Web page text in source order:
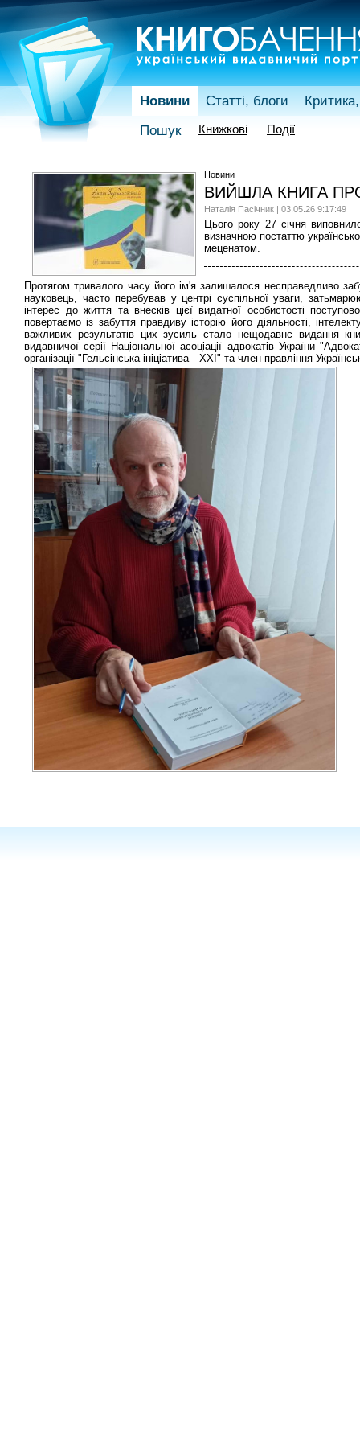
Новини Статті, блоги
Критика,
Пошук
Книжкові Події
Новини
ВИЙШЛА КНИГА
Наталія Пасічник | 03.05.26 9:17:49
Цього року 27 січня
визначною постаттю
меценатом.
Протягом тривалого часу його ім'я залишалося несправедливо
науковець, часто перебував у центрі суспільної уваги,
інтерес до життя та внесків цієї видатної особистості
повертаємо із забуття правдиву історію його діяльності,
важливих результатів цих зусиль стало нещодавнє видання
видавничої серії Національної асоціації адвокатів України
організації "Гельсінська ініціатива—ХХІ" та член правління